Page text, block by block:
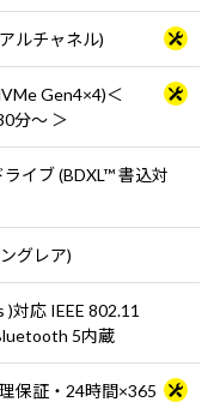
ルチャネル)
Gen4×4)＜
分～ ＞
イブ (BDXL™ 書込対
グレア)
対応 IEEE 802.11
5内蔵
保証・24時間×365